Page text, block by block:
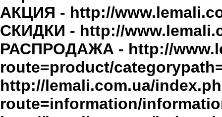
АКЦИЯ - http://
СКИДКИ - http://
РАСПРОДАЖА - http://
route=product/
http://lemali.com.ua/
route=information/